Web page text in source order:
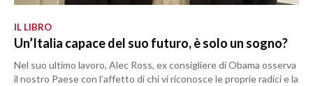
IL LIBRO
Un’Italia capace del suo futuro, è solo un sogno?
Nel suo ultimo lavoro, Alec Ross, ex consigliere di Obama osserva
il nostro Paese con l’affetto di chi vi riconosce le proprie radici e la